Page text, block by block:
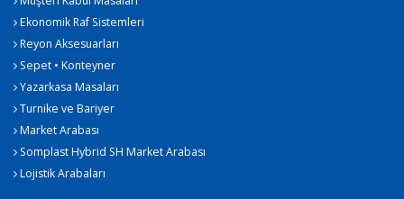
Ekonomik Raf Sistemleri
Reyon Aksesuarları
Sepet • Konteyner
Yazarkasa Masaları
Turnike ve Bariyer
Market Arabası
Somplast Hybrid SH Market Arabası
Lojistik Arabaları